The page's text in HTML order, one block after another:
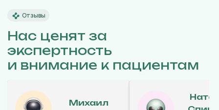
Отзывы
Нас ценят за
экспертность
и внимание к пациентам
Михаил